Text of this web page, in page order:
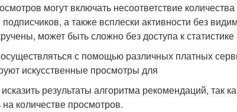
могут включать несоответствие
а также всплески активности без
может быть сложно без доступа к
с помощью различных платных
искусственные просмотры для
результаты алгоритма рекомендаций, так
количестве просмотров.